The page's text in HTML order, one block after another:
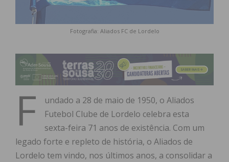
Fotografia: Aliados FC de Lordelo
F
undado a 28 de maio de 1950, o Aliados
Futebol Clube de Lordelo celebra esta
sexta-feira 71 anos de existência. Com um
legado forte e repleto de história, o Aliados de
Lordelo tem vindo, nos últimos anos, a consolidar a